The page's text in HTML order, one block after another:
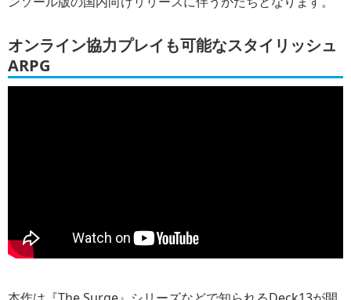
オンライン協力プレイも可能なスタイリッシュ
ARPG